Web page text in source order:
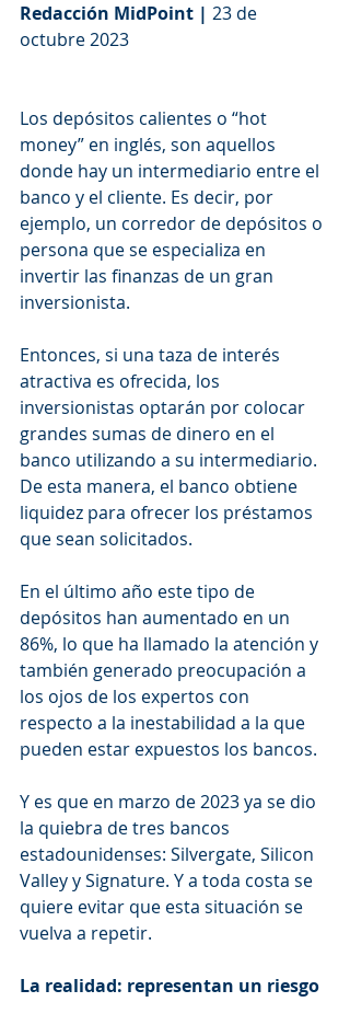
Redacción MidPoint | 23 de
octubre 2023
Los depósitos calientes o “hot
money” en inglés, son aquellos
donde hay un intermediario entre el
banco y el cliente. Es decir, por
ejemplo, un corredor de depósitos o
persona que se especializa en
invertir las finanzas de un gran
inversionista.
Entonces, si una taza de interés
atractiva es ofrecida, los
inversionistas optarán por colocar
grandes sumas de dinero en el
banco utilizando a su intermediario.
De esta manera, el banco obtiene
liquidez para ofrecer los préstamos
que sean solicitados.
En el último año este tipo de
depósitos han aumentado en un
86%, lo que ha llamado la atención y
también generado preocupación a
los ojos de los expertos con
respecto a la inestabilidad a la que
pueden estar expuestos los bancos.
Y es que en marzo de 2023 ya se dio
la quiebra de tres bancos
estadounidenses: Silvergate, Silicon
Valley y Signature. Y a toda costa se
quiere evitar que esta situación se
vuelva a repetir.
La realidad: representan un riesgo